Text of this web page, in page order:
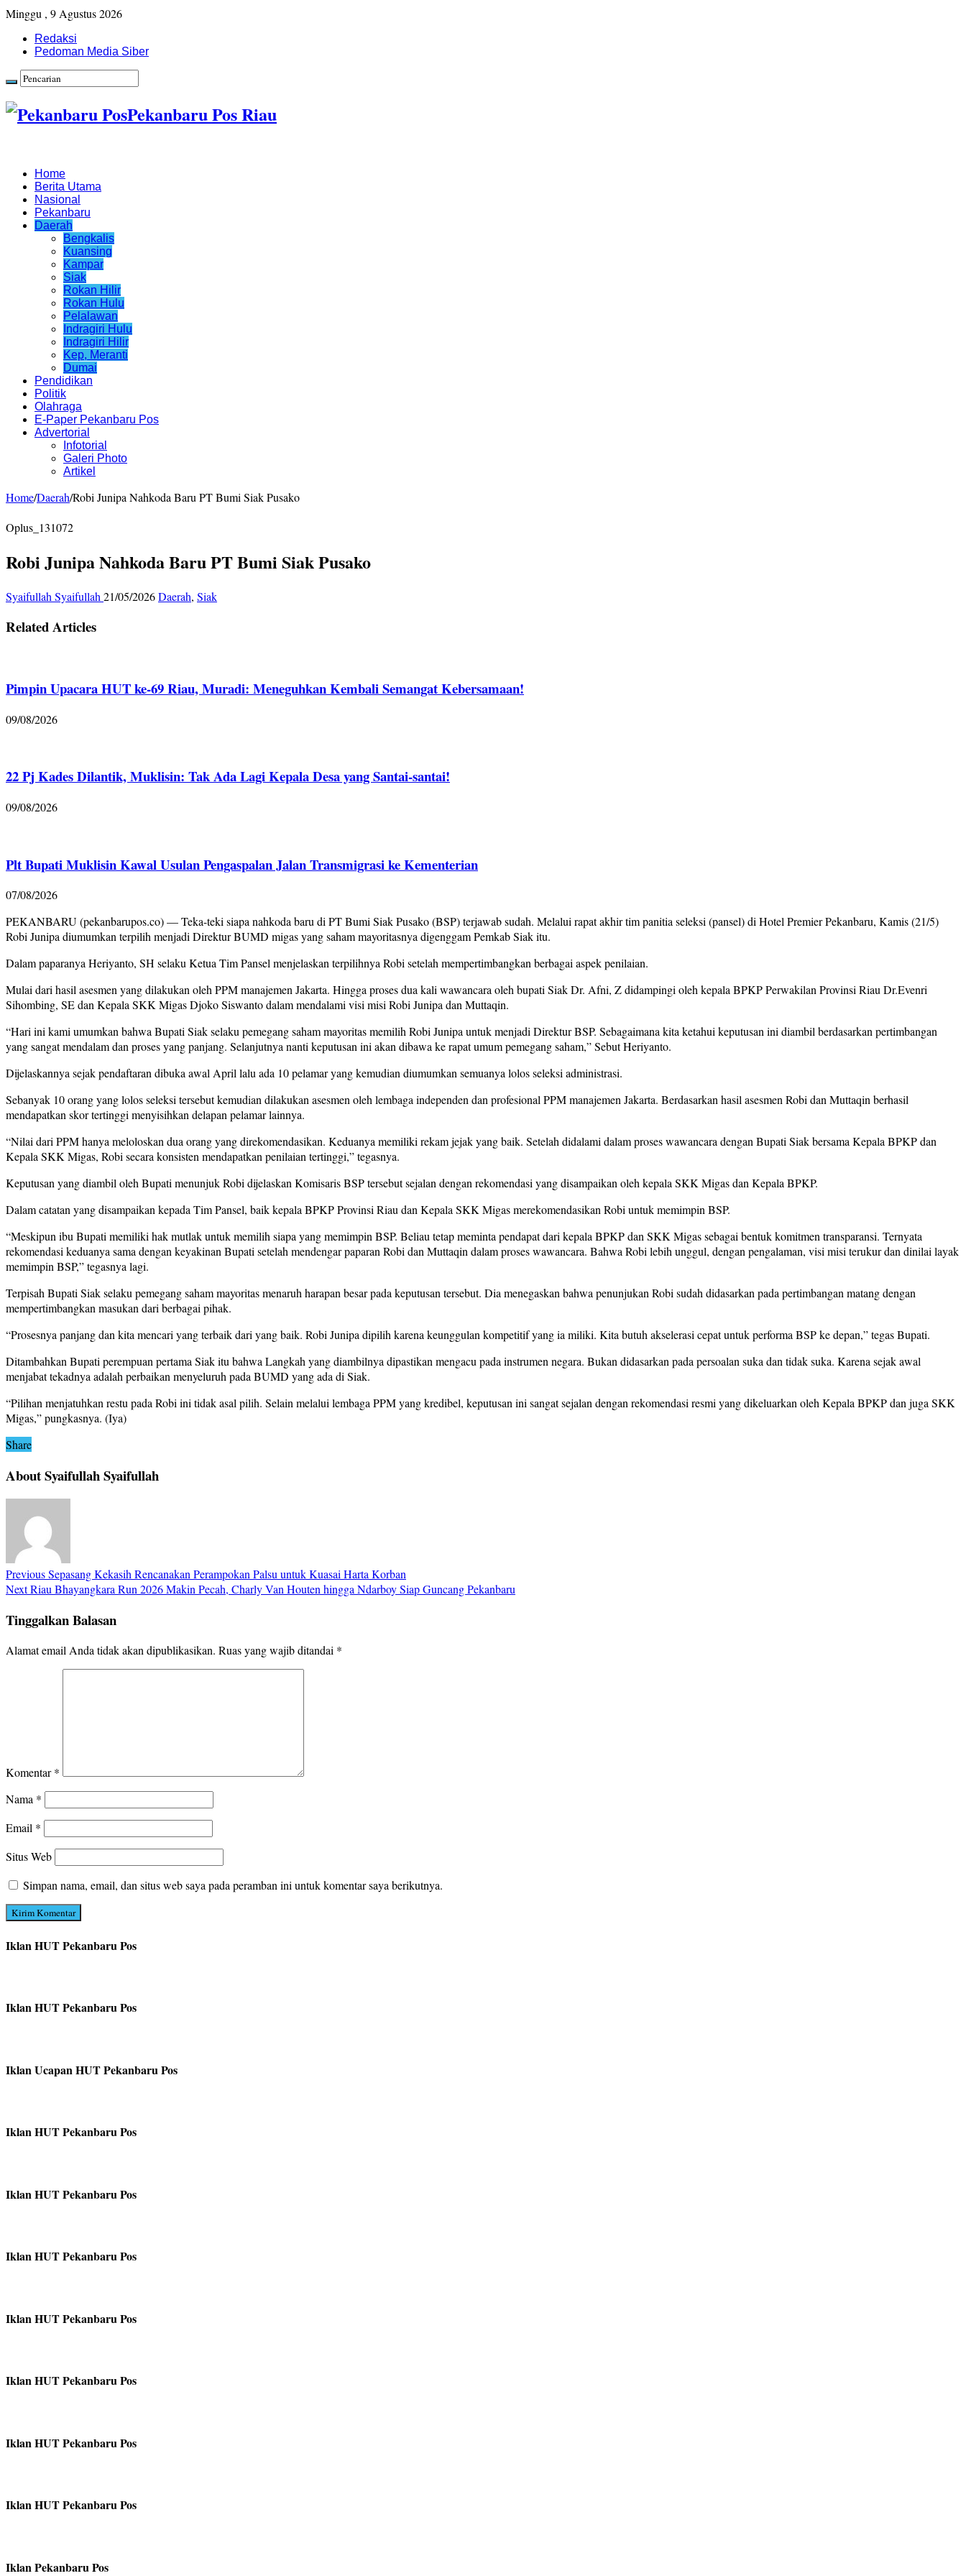
Minggu , 9 Agustus 2026
Redaksi
Pedoman Media Siber
Pekanbaru Pos Riau
Home
Berita Utama
Nasional
Pekanbaru
Daerah
Bengkalis
Kuansing
Kampar
Siak
Rokan Hilir
Rokan Hulu
Pelalawan
Indragiri Hulu
Indragiri Hilir
Kep, Meranti
Dumai
Pendidikan
Politik
Olahraga
E-Paper Pekanbaru Pos
Advertorial
Infotorial
Galeri Photo
Artikel
Home/Daerah/Robi Junipa Nahkoda Baru PT Bumi Siak Pusako
Oplus_131072
Robi Junipa Nahkoda Baru PT Bumi Siak Pusako
Syaifullah Syaifullah 21/05/2026Daerah, Siak
Related Articles
Pimpin Upacara HUT ke-69 Riau, Muradi: Meneguhkan Kembali Semangat Kebersamaan!
09/08/2026
22 Pj Kades Dilantik, Muklisin: Tak Ada Lagi Kepala Desa yang Santai-santai!
09/08/2026
Plt Bupati Muklisin Kawal Usulan Pengaspalan Jalan Transmigrasi ke Kementerian
07/08/2026
PEKANBARU (pekanbarupos.co) — Teka-teki siapa nahkoda baru di PT Bumi Siak Pusako (BSP) terjawab sudah. Melalui rapat akhir tim panitia seleksi (pansel) di Hotel Premier Pekanbaru, Kamis (21/5)
Robi Junipa diumumkan terpilih menjadi Direktur BUMD migas yang saham mayoritasnya digenggam Pemkab Siak itu.
Dalam paparanya Heriyanto, SH selaku Ketua Tim Pansel menjelaskan terpilihnya Robi setelah mempertimbangkan berbagai aspek penilaian.
Mulai dari hasil asesmen yang dilakukan oleh PPM manajemen Jakarta. Hingga proses dua kali wawancara oleh bupati Siak Dr. Afni, Z didampingi oleh kepala BPKP Perwakilan Provinsi Riau Dr.Evenri
Sihombing, SE dan Kepala SKK Migas Djoko Siswanto dalam mendalami visi misi Robi Junipa dan Muttaqin.
“Hari ini kami umumkan bahwa Bupati Siak selaku pemegang saham mayoritas memilih Robi Junipa untuk menjadi Direktur BSP. Sebagaimana kita ketahui keputusan ini diambil berdasarkan pertimbangan
yang sangat mendalam dan proses yang panjang. Selanjutnya nanti keputusan ini akan dibawa ke rapat umum pemegang saham,” Sebut Heriyanto.
Dijelaskannya sejak pendaftaran dibuka awal April lalu ada 10 pelamar yang kemudian diumumkan semuanya lolos seleksi administrasi.
Sebanyak 10 orang yang lolos seleksi tersebut kemudian dilakukan asesmen oleh lembaga independen dan profesional PPM manajemen Jakarta. Berdasarkan hasil asesmen Robi dan Muttaqin berhasil
mendapatkan skor tertinggi menyisihkan delapan pelamar lainnya.
“Nilai dari PPM hanya meloloskan dua orang yang direkomendasikan. Keduanya memiliki rekam jejak yang baik. Setelah didalami dalam proses wawancara dengan Bupati Siak bersama Kepala BPKP dan
Kepala SKK Migas, Robi secara konsisten mendapatkan penilaian tertinggi,” tegasnya.
Keputusan yang diambil oleh Bupati menunjuk Robi dijelaskan Komisaris BSP tersebut sejalan dengan rekomendasi yang disampaikan oleh kepala SKK Migas dan Kepala BPKP.
Dalam catatan yang disampaikan kepada Tim Pansel, baik kepala BPKP Provinsi Riau dan Kepala SKK Migas merekomendasikan Robi untuk memimpin BSP.
“Meskipun ibu Bupati memiliki hak mutlak untuk memilih siapa yang memimpin BSP. Beliau tetap meminta pendapat dari kepala BPKP dan SKK Migas sebagai bentuk komitmen transparansi. Ternyata
rekomendasi keduanya sama dengan keyakinan Bupati setelah mendengar paparan Robi dan Muttaqin dalam proses wawancara. Bahwa Robi lebih unggul, dengan pengalaman, visi misi terukur dan dinilai layak
memimpin BSP,” tegasnya lagi.
Terpisah Bupati Siak selaku pemegang saham mayoritas menaruh harapan besar pada keputusan tersebut. Dia menegaskan bahwa penunjukan Robi sudah didasarkan pada pertimbangan matang dengan
mempertimbangkan masukan dari berbagai pihak.
“Prosesnya panjang dan kita mencari yang terbaik dari yang baik. Robi Junipa dipilih karena keunggulan kompetitif yang ia miliki. Kita butuh akselerasi cepat untuk performa BSP ke depan,” tegas Bupati.
Ditambahkan Bupati perempuan pertama Siak itu bahwa Langkah yang diambilnya dipastikan mengacu pada instrumen negara. Bukan didasarkan pada persoalan suka dan tidak suka. Karena sejak awal
menjabat tekadnya adalah perbaikan menyeluruh pada BUMD yang ada di Siak.
“Pilihan menjatuhkan restu pada Robi ini tidak asal pilih. Selain melalui lembaga PPM yang kredibel, keputusan ini sangat sejalan dengan rekomendasi resmi yang dikeluarkan oleh Kepala BPKP dan juga SKK
Migas,” pungkasnya. (Iya)
Share
About Syaifullah Syaifullah
PreviousSepasang Kekasih Rencanakan Perampokan Palsu untuk Kuasai Harta Korban
NextRiau Bhayangkara Run 2026 Makin Pecah, Charly Van Houten hingga Ndarboy Siap Guncang Pekanbaru
Tinggalkan Balasan
Alamat email Anda tidak akan dipublikasikan. Ruas yang wajib ditandai *
Komentar*
Nama *
Email *
Situs Web
Simpan nama, email, dan situs web saya pada peramban ini untuk komentar saya berikutnya.
Iklan HUT Pekanbaru Pos
Iklan HUT Pekanbaru Pos
Iklan Ucapan HUT Pekanbaru Pos
Iklan HUT Pekanbaru Pos
Iklan HUT Pekanbaru Pos
Iklan HUT Pekanbaru Pos
Iklan HUT Pekanbaru Pos
Iklan HUT Pekanbaru Pos
Iklan HUT Pekanbaru Pos
Iklan HUT Pekanbaru Pos
Iklan Pekanbaru Pos